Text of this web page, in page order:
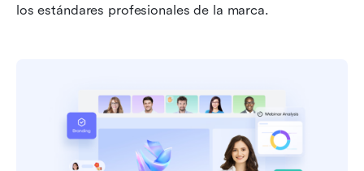
los estándares profesionales de la marca.